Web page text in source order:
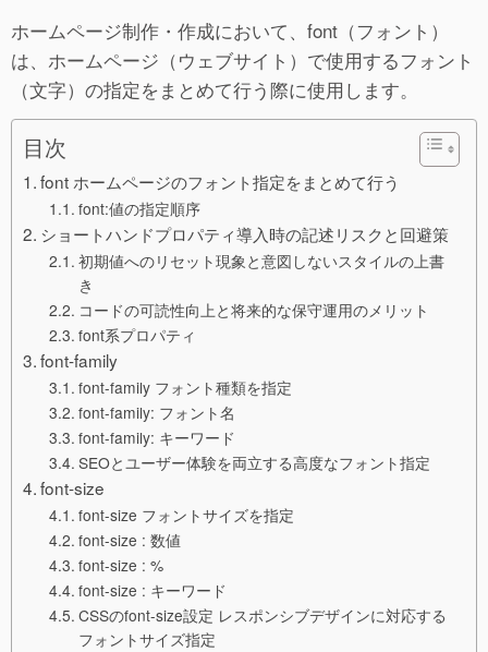
ホームページ制作・作成において、font（フォント）
は、ホームページ（ウェブサイト）で使用するフォント
（文字）の指定をまとめて行う際に使用します。
目次
font ホームページのフォント指定をまとめて行う
font:値の指定順序
ショートハンドプロパティ導入時の記述リスクと回避策
初期値へのリセット現象と意図しないスタイルの上書
き
コードの可読性向上と将来的な保守運用のメリット
font系プロパティ
font-family
font-family フォント種類を指定
font-family: フォント名
font-family: キーワード
SEOとユーザー体験を両立する高度なフォント指定
font-size
font-size フォントサイズを指定
font-size : 数値
font-size : %
font-size : キーワード
CSSのfont-size設定 レスポンシブデザインに対応する
フォントサイズ指定